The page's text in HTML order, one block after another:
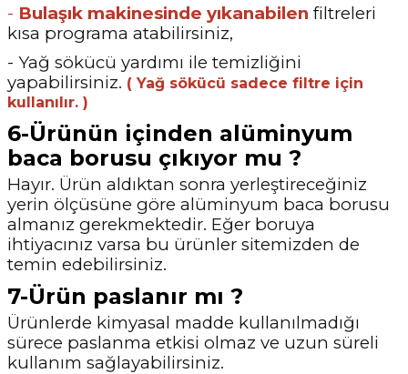
- Bulaşık makinesinde yıkanabilen filtreleri
kısa programa atabilirsiniz,
- Yağ sökücü yardımı ile temizliğini
yapabilirsiniz. ( Yağ sökücü sadece filtre için
kullanılır. )
6-Ürünün içinden alüminyum
baca borusu çıkıyor mu ?
Hayır. Ürün aldıktan sonra yerleştireceğiniz
yerin ölçüsüne göre alüminyum baca borusu
almanız gerekmektedir. Eğer boruya
ihtiyacınız varsa bu ürünler sitemizden de
temin edebilirsiniz.
7-Ürün paslanır mı ?
Ürünlerde kimyasal madde kullanılmadığı
sürece paslanma etkisi olmaz ve uzun süreli
kullanım sağlayabilirsiniz.